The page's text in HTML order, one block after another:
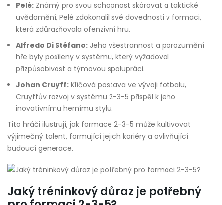
Pelé: Známý pro svou schopnost skórovat a taktické
uvědomění, Pelé zdokonalil své dovednosti v formaci,
která zdůrazňovala ofenzivní hru.
Alfredo Di Stéfano: Jeho všestrannost a porozumění
hře byly posíleny v systému, který vyžadoval
přizpůsobivost a týmovou spolupráci.
Johan Cruyff: Klíčová postava ve vývoji fotbalu,
Cruyffův rozvoj v systému 2-3-5 přispěl k jeho
inovativnímu hernímu stylu.
Tito hráči ilustrují, jak formace 2-3-5 může kultivovat
výjimečný talent, formující jejich kariéry a ovlivňující
budoucí generace.
Jaký tréninkový důraz je potřebný